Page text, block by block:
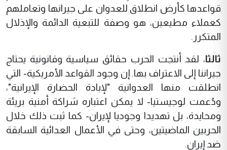
قواعدها كأرض انطلاق للعدوان على جيرانها وتعاملهم
كعملاء مطيعين، هو وصفة للتبعية الدائمة والإذلال
المتكرر.
ثالثا، لقد أنتجت الحرب حقائق سياسية وقانونية يحتاج
جيراننا إلى الاعتراف بها. إن وجود القواعد الأمريكية- التي
انطلقت منها العدوانية "لإبادة الحضارة الإيرانية"،
ودُعمت لوجيستيا- لا يمكن اعتباره شراكة أمنية بريئة
ومحايدة، بل تهديدا وجوديا لإيران- كما ثبت ذلك خلال
الحربين الماضيتين، وحتى في الأعمال العدائية السابقة
ضد إيران.